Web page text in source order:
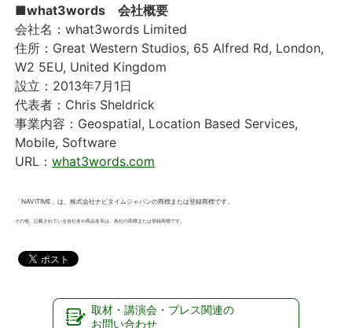
■what3words 会社概要
会社名：what3words Limited
住所：Great Western Studios, 65 Alfred Rd, London,
W2 5EU, United Kingdom
設立：2013年7月1日
代表者：Chris Sheldrick
事業内容：Geospatial, Location Based Services,
Mobile, Software
URL：what3words.com
「NAVITIME」は、株式会社ナビタイムジャパンの商標または登録商標です。
その他、記載されている会社名や商品名等は、各社の商標または登録商標です。
取材・講演会・プレス関連の
お問い合わせ